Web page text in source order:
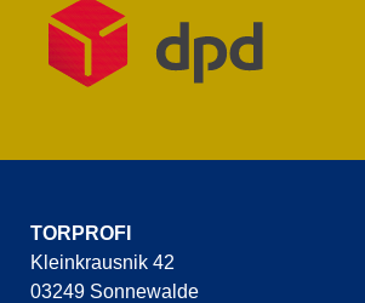
TORPROFI
Kleinkrausnik 42
03249 Sonnewalde